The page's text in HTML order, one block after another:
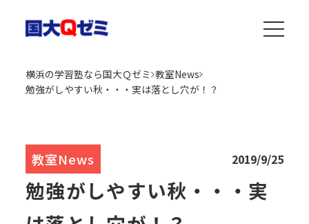
横浜の学習塾なら国大Ｑゼミ 教室News
勉強がしやすい秋・・・実は落とし穴が！？
教室News 2019/9/25
勉強がしやすい秋・・・実